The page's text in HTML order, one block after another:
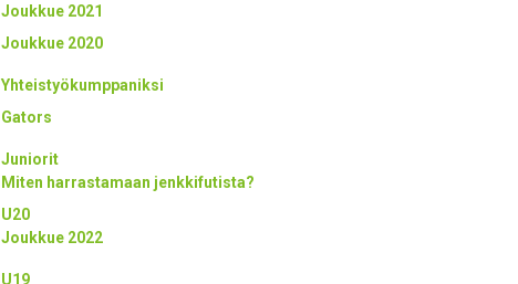
Joukkue 2021
Joukkue 2020
Yhteistyökumppaniksi
Gators
Juniorit
Miten harrastamaan jenkkifutista?
U20
Joukkue 2022
U19